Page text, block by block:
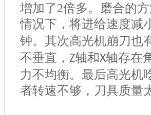
增加了2倍多。磨合的
情况下，将进给速度减
钟。其次高光机崩刀也
不垂直， Z轴和X轴存在
力不均衡。最后高光机
者转速不够，刀具质量